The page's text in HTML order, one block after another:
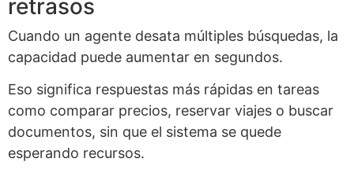
retrasos
Cuando un agente desata múltiples búsquedas, la
capacidad puede aumentar en segundos.
Eso significa respuestas más rápidas en tareas
como comparar precios, reservar viajes o buscar
documentos, sin que el sistema se quede
esperando recursos.